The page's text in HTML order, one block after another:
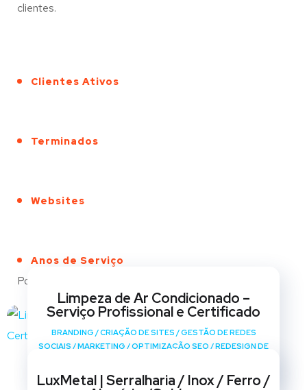
clientes.
Clientes Ativos
Terminados
Websites
Anos de Serviço
Portfólio
Limpeza de Ar Condicionado –
Serviço Profissional e Certificado
BRANDING /CRIAÇÃO DE SITES /GESTÃO DE REDES
SOCIAIS /MARKETING /OPTIMIZAÇÃO SEO /REDESIGN DE
LuxMetal | Serralharia / Inox / Ferro /